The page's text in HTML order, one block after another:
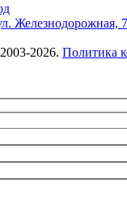
Железнодорожная,
2026. Политика